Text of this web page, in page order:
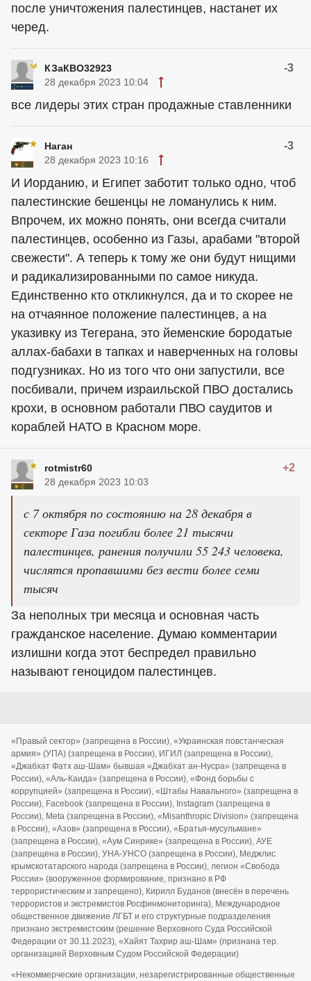
после уничтожения палестинцев, настанет их
черед.
КЗаКВО32923 -3
28 декабря 2023 10:04
все лидеры этих стран продажные ставленники
Наган -3
28 декабря 2023 10:16
И Иорданию, и Египет заботит только одно, чтоб
палестинские бешенцы не ломанулись к ним.
Впрочем, их можно понять, они всегда считали
палестинцев, особенно из Газы, арабами "второй
свежести". А теперь к тому же они будут нищими
и радикализированными по самое никуда.
Единственно кто откликнулся, да и то скорее не
на отчаянное положение палестинцев, а на
указивку из Тегерана, это йеменские бородатые
аллах-бабахи в тапках и наверченных на головы
подгузниках. Но из того что они запустили, все
посбивали, причем израильской ПВО достались
крохи, в основном работали ПВО саудитов и
кораблей НАТО в Красном море.
rotmistr60 +2
28 декабря 2023 10:03
с 7 октября по состоянию на 28 декабря в
секторе Газа погибли более 21 тысячи
палестинцев, ранения получили 55 243 человека,
числятся пропавшими без вести более семи
тысяч
За неполных три месяца и основная часть
гражданское население. Думаю комментарии
излишни когда этот беспредел правильно
называют геноцидом палестинцев.
«Правый сектор» (запрещена в России), «Украинская повстанческая
армия» (УПА) (запрещена в России), ИГИЛ (запрещена в России),
«Джабхат Фатх аш-Шам» бывшая «Джабхат ан-Нусра» (запрещена в
России), «Аль-Каида» (запрещена в России), «Фонд борьбы с
коррупцией» (запрещена в России), «Штабы Навального» (запрещена в
России), Facebook (запрещена в России), Instagram (запрещена в
России), Meta (запрещена в России), «Misanthropic Division» (запрещена
в России), «Азов» (запрещена в России), «Братья-мусульмане»
(запрещена в России), «Аум Синрике» (запрещена в России), АУЕ
(запрещена в России), УНА-УНСО (запрещена в России), Меджлис
крымскотатарского народа (запрещена в России), легион «Свобода
России» (вооруженное формирование, признано в РФ
террористическим и запрещено), Кирилл Буданов (внесён в перечень
террористов и экстремистов Росфинмониторинга), Международное
общественное движение ЛГБТ и его структурные подразделения
признано экстремистским (решение Верховного Суда Российской
Федерации от 30.11.2023), «Хайят Тахрир аш-Шам» (признана тер.
организацией Верховным Судом Российской Федерации)
«Некоммерческие организации, незарегистрированные общественные